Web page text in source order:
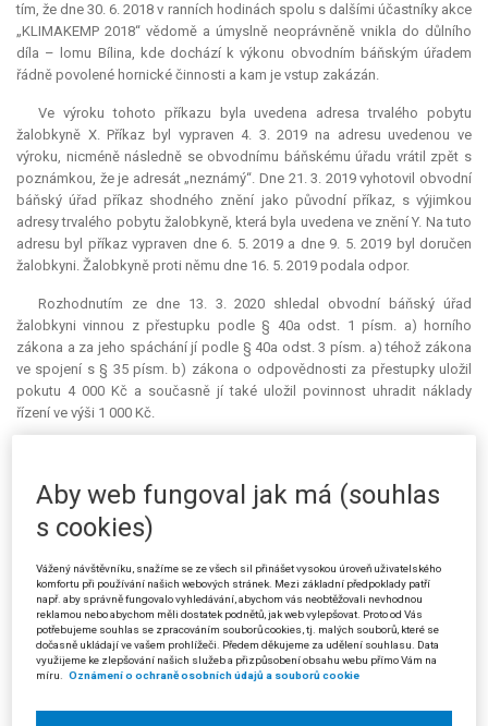
tím, že dne 30. 6. 2018 v ranních hodinách spolu s dalšími účastníky akce
„KLIMAKEMP 2018“ vědomě a úmyslně neoprávněně vnikla do důlního
díla – lomu Bílina, kde dochází k výkonu obvodním báňským úřadem
řádně povolené hornické činnosti a kam je vstup zakázán.
Ve výroku tohoto příkazu byla uvedena adresa trvalého pobytu
žalobkyně X. Příkaz byl vypraven 4. 3. 2019 na adresu uvedenou ve
výroku, nicméně následně se obvodnímu báňskému úřadu vrátil zpět s
poznámkou, že je adresát „neznámý“. Dne 21. 3. 2019 vyhotovil obvodní
báňský úřad příkaz shodného znění jako původní příkaz, s výjimkou
adresy trvalého pobytu žalobkyně, která byla uvedena ve znění Y. Na tuto
adresu byl příkaz vypraven dne 6. 5. 2019 a dne 9. 5. 2019 byl doručen
žalobkyni. Žalobkyně proti němu dne 16. 5. 2019 podala odpor.
Rozhodnutím ze dne 13. 3. 2020 shledal obvodní báňský úřad
žalobkyni vinnou z přestupku podle § 40a odst. 1 písm. a) horního
zákona a za jeho spáchání jí podle § 40a odst. 3 písm. a) téhož zákona
ve spojení s § 35 písm. b) zákona o odpovědnosti za přestupky uložil
pokutu 4 000 Kč a současně jí také uložil povinnost uhradit náklady
řízení ve výši 1 000 Kč.
zamítl a rozhodnutí prvního stupně potvrdil.
Žalobou podanou u Krajského soudu v Ústí nad Labem se žalobkyně
Krajský soud rozsudkem ze dne 30. 8. 2021, čj. 78 A 13/2020-34,
rozhodnutí žalovaného i rozhodnutí obvodního báňského úřadu zrušil a
věc vrátil žalovanému k dalšímu řízení. Shledal pochybení obvodního
báňského úřadu v tom, že místo příkazu ze dne 21. 3. 2019 měl vydat
opravné rozhodnutí podle § 70 správního řádu, nicméně konstatoval, že
Aby web fungoval jak má (souhlas
s cookies)
Vážený návštěvníku, snažíme se ze všech sil přinášet vysokou úroveň uživatelského
komfortu při používání našich webových stránek. Mezi základní předpoklady patří
např. aby správně fungovalo vyhledávání, abychom vás neobtěžovali nevhodnou
reklamou nebo abychom měli dostatek podnětů, jak web vylepšovat. Proto od Vás
potřebujeme souhlas se zpracováním souborů cookies, tj. malých souborů, které se
dočasně ukládají ve vašem prohlížeči. Předem děkujeme za udělení souhlasu. Data
využijeme ke zlepšování našich služeb a přizpůsobení obsahu webu přímo Vám na
míru.
Oznámení o ochraně osobních údajů a souborů cookie